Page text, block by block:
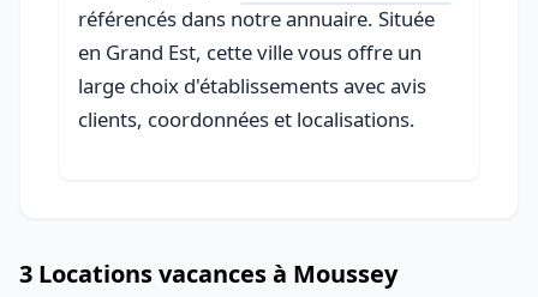
référencés dans notre annuaire. Située
en Grand Est, cette ville vous offre un
large choix d'établissements avec avis
clients, coordonnées et localisations.
3 Locations vacances à Moussey